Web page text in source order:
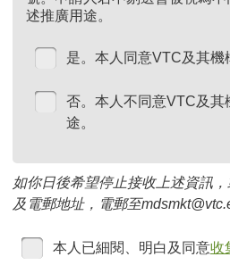
述推廣用途。
是。本人同意VTC及其
否。本人不同意VTC及
途。
如你日後希望停止接收上述資訊
及電郵地址，電郵至
本人已細閱、明白及同意收